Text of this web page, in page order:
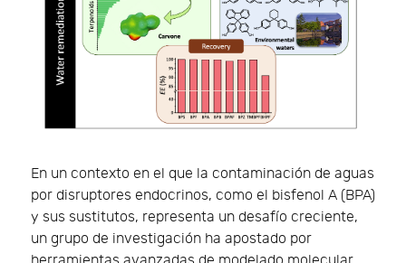
En un contexto en el que la contaminación de aguas
por disruptores endocrinos, como el bisfenol A (BPA)
y sus sustitutos, representa un desafío creciente,
un grupo de investigación ha apostado por